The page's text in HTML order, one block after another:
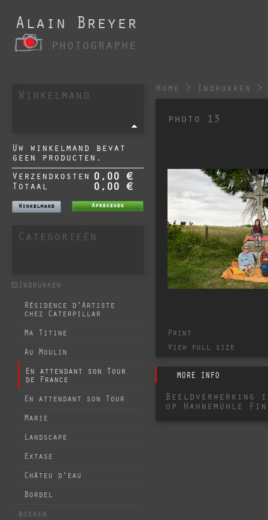
Alain Breyer
photographe
Winkelmand
Uw winkelmand bevat
geen producten.
Verzendkosten 0,00 €
Totaal 0,00 €
Winkelmand Afrekenen
Categorieën
Indrukken
Résidence d'Artiste
chez Caterpillar
Ma Titine
Au Moulin
En attendant son Tour
de France
En attendant son Tour
Marie
Landscape
Extase
Châteu d'eau
Bordel
boeken
Home > Indrukken >
photo 13
Print
View full size
MORE INFO
Beeldverwerking
op Hahnemühle